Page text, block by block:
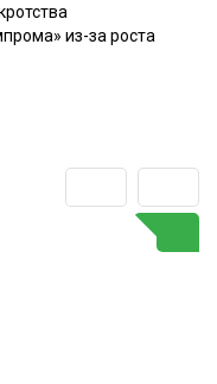
из-за роста